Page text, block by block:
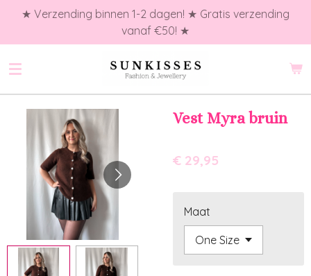
naar
de
★ Verzending binnen 1-2 dagen! ★ Gratis verzending
vanaf €50! ★
Vest Myra bruin
€ 29,95
Maat